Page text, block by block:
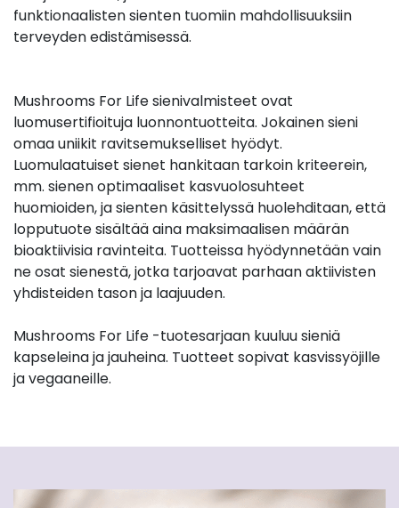
funktionaalisten sienten tuomiin mahdollisuuksiin
terveyden edistämisessä.
Mushrooms For Life sienivalmisteet ovat
luomusertifioituja luonnontuotteita. Jokainen sieni
omaa uniikit ravitsemukselliset hyödyt.
Luomulaatuiset sienet hankitaan tarkoin kriteerein,
mm. sienen optimaaliset kasvuolosuhteet
huomioiden, ja sienten käsittelyssä huolehditaan, että
lopputuote sisältää aina maksimaalisen määrän
bioaktiivisia ravinteita. Tuotteissa hyödynnetään vain
ne osat sienestä, jotka tarjoavat parhaan aktiivisten
yhdisteiden tason ja laajuuden.
Mushrooms For Life -tuotesarjaan kuuluu sieniä
kapseleina ja jauheina. Tuotteet sopivat kasvissyöjille
ja vegaaneille.